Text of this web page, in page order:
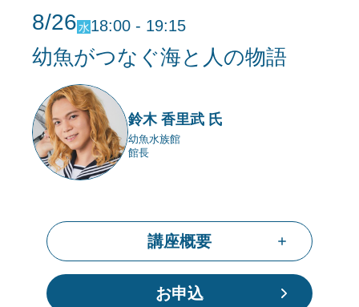
8/26水18:00 - 19:15
幼魚がつなぐ海と人の物語
鈴木 香里武 氏
幼魚水族館
館長
講座概要
お申込